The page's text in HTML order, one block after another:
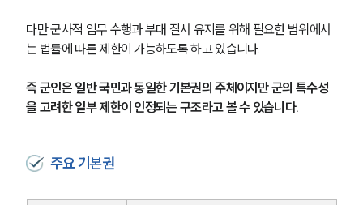
다만 군사적 임무 수행과 부대 질서 유지를 위해 필요한 범위에서
는 법률에 따른 제한이 가능하도록 하고 있습니다.
즉 군인은 일반 국민과 동일한 기본권의 주체이지만 군의 특수성
을 고려한 일부 제한이 인정되는 구조라고 볼 수 있습니다.
주요 기본권